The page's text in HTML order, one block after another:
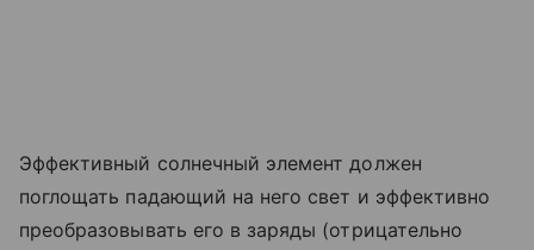
Эффективный солнечный элемент должен
поглощать падающий на него свет и эффективно
преобразовывать его в заряды (отрицательно